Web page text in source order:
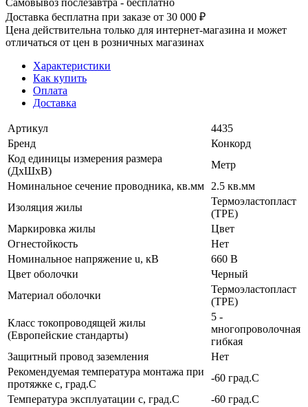
Доставка бесплатна при заказе от 30 000 ₽
Цена действительна только для интернет-магазина и может
отличаться от цен в розничных магазинах
Характеристики
Как купить
Оплата
Доставка
Артикул
4435
Бренд
Конкорд
Код единицы измерения размера
(ДхШхВ)
Метр
Номинальное сечение проводника, кв.мм
2.5 кв.мм
Изоляция жилы
Термоэластопласт
(TPE)
Маркировка жилы
Цвет
Огнестойкость
Нет
Номинальное напряжение u, кВ
660 В
Цвет оболочки
Черный
Материал оболочки
Термоэластопласт
(TPE)
Класс токопроводящей жилы
(Европейские стандарты)
5 -
многопроволочная
гибкая
Защитный провод заземления
Нет
Рекомендуемая температура монтажа при
протяжке с, град.C
-60 град.C
Температура эксплуатации с, град.C
-60 град.C